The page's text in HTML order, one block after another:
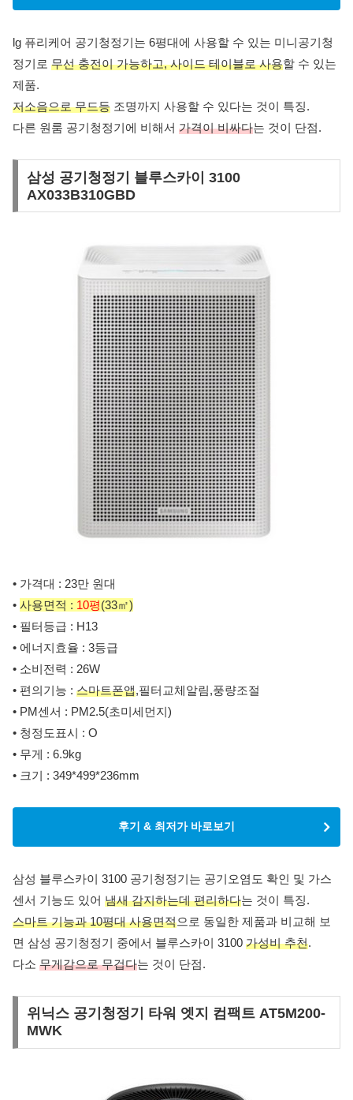
lg 퓨리케어 공기청정기는 6평대에 사용할 수 있는 미니공기청
정기로 무선 충전이 가능하고, 사이드 테이블로 사용할 수 있는
제품.
저소음으로 무드등 조명까지 사용할 수 있다는 것이 특징.
다른 원룸 공기청정기에 비해서 가격이 비싸다는 것이 단점.
삼성 공기청정기 블루스카이 3100
AX033B310GBD
• 가격대 : 23만 원대
• 사용면적 : 10평(33㎡)
• 필터등급 : H13
• 에너지효율 : 3등급
• 소비전력 : 26W
• 편의기능 : 스마트폰앱,필터교체알림,풍량조절
• PM센서 : PM2.5(초미세먼지)
• 청정도표시 : O
• 무게 : 6.9kg
• 크기 : 349*499*236mm
후기 & 최저가 바로보기
삼성 블루스카이 3100 공기청정기는 공기오염도 확인 및 가스
센서 기능도 있어 냄새 감지하는데 편리하다는 것이 특징.
스마트 기능과 10평대 사용면적으로 동일한 제품과 비교해 보
면 삼성 공기청정기 중에서 블루스카이 3100 가성비 추천.
다소 무게감으로 무겁다는 것이 단점.
위닉스 공기청정기 타워 엣지 컴팩트 AT5M200-
MWK